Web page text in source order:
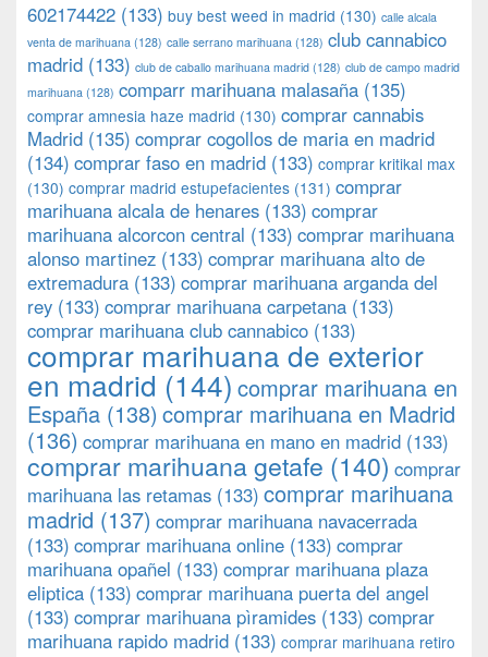
602174422 (133) buy best weed in madrid (130) calle alcala
venta de marihuana (128) calle serrano marihuana (128) club cannabico
madrid (133) club de caballo marihuana madrid (128) club de campo madrid
marihuana (128) comparr marihuana malasaña (135)
comprar amnesia haze madrid (130) comprar cannabis
Madrid (135) comprar cogollos de maria en madrid
(134) comprar faso en madrid (133) comprar kritikal max
(130) comprar madrid estupefacientes (131) comprar
marihuana alcala de henares (133) comprar
marihuana alcorcon central (133) comprar marihuana
alonso martinez (133) comprar marihuana alto de
extremadura (133) comprar marihuana arganda del
rey (133) comprar marihuana carpetana (133)
comprar marihuana club cannabico (133)
comprar marihuana de exterior
en madrid (144) comprar marihuana en
España (138) comprar marihuana en Madrid
(136) comprar marihuana en mano en madrid (133)
comprar marihuana getafe (140) comprar
marihuana las retamas (133) comprar marihuana
madrid (137) comprar marihuana navacerrada
(133) comprar marihuana online (133) comprar
marihuana opañel (133) comprar marihuana plaza
eliptica (133) comprar marihuana puerta del angel
(133) comprar marihuana pìramides (133) comprar
marihuana rapido madrid (133) comprar marihuana retiro